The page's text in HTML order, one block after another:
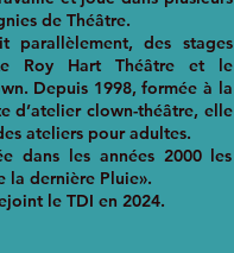
de Théâtre.
parallèlement, des stages
Roy Hart Théâtre et le
Depuis 1998, formée à la
d’atelier clown-théâtre, elle
ateliers pour adultes.
dans les années 2000 les
la dernière Pluie».
le TDI en 2024.